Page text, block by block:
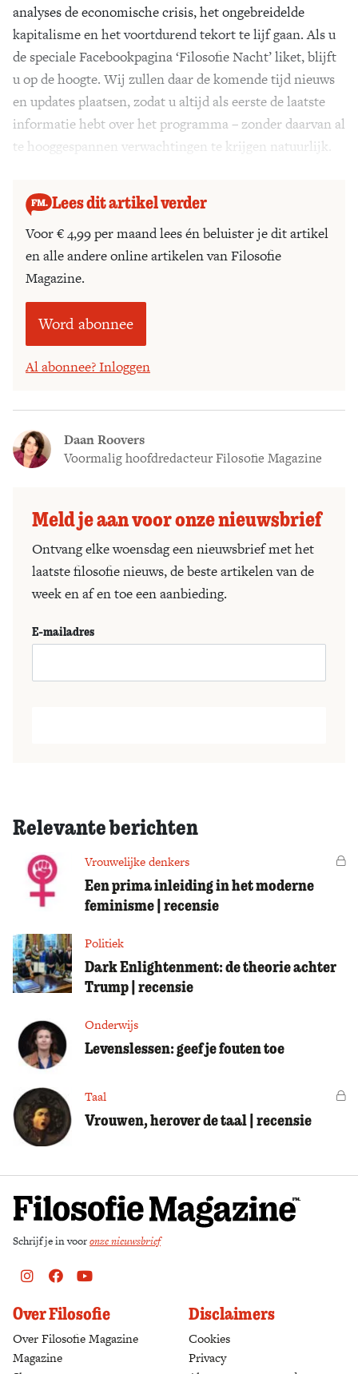
analyses de economische crisis, het ongebreidelde
kapitalisme en het voortdurend tekort te lijf gaan. Als u
de speciale Facebookpagina ‘Filosofie Nacht’ liket, blijft
u op de hoogte. Wij zullen daar de komende tijd nieuws
en updates plaatsen, zodat u altijd als eerste de laatste
informatie hebt over het programma – zonder daarvan al
te hooggespannen verwachtingen te krijgen natuurlijk.
Lees dit artikel verder
Voor € 4,99 per maand lees én beluister je dit artikel
en alle andere online artikelen van Filosofie
Magazine.
Word abonnee
Al abonnee? Inloggen
Daan Roovers
Voormalig hoofdredacteur Filosofie Magazine
Meld je aan voor onze nieuwsbrief
Ontvang elke woensdag een nieuwsbrief met het
laatste filosofie nieuws, de beste artikelen van de
week en af en toe een aanbieding.
E-mailadres
Relevante berichten
Vrouwelijke denkers
Een prima inleiding in het moderne
feminisme | recensie
Politiek
Dark Enlightenment: de theorie achter
Trump | recensie
Onderwijs
Levenslessen: geef je fouten toe
Taal
Vrouwen, herover de taal | recensie
Schrijf je in vooronze nieuwsbrief
Instagram
FacebookYoutube
Over Filosofie
Over Filosofie Magazine
Magazine
Disclaimers
Cookies
Privacy